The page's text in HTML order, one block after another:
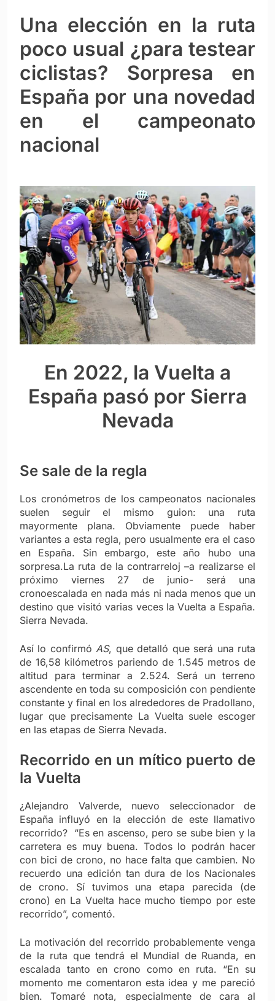
Una elección en la ruta
poco usual ¿para testear
ciclistas? Sorpresa en
España por una novedad
en el campeonato
nacional
En 2022, la Vuelta a
España pasó por Sierra
Nevada
Se sale de la regla
Los cronómetros de los campeonatos nacionales
suelen seguir el mismo guion: una ruta
mayormente plana. Obviamente puede haber
variantes a esta regla, pero usualmente era el caso
en España. Sin embargo, este año hubo una
sorpresa.La ruta de la contrarreloj –a realizarse el
próximo viernes 27 de junio- será una
cronoescalada en nada más ni nada menos que un
destino que visitó varias veces la Vuelta a España.
Sierra Nevada.
Así lo confirmó AS, que detalló que será una ruta
de 16,58 kilómetros pariendo de 1.545 metros de
altitud para terminar a 2.524. Será un terreno
ascendente en toda su composición con pendiente
constante y final en los alrededores de Pradollano,
lugar que precisamente La Vuelta suele escoger
en las etapas de Sierra Nevada.
Recorrido en un mítico puerto de
la Vuelta
¿Alejandro Valverde, nuevo seleccionador de
España influyó en la elección de este llamativo
recorrido? “Es en ascenso, pero se sube bien y la
carretera es muy buena. Todos lo podrán hacer
con bici de crono, no hace falta que cambien. No
recuerdo una edición tan dura de los Nacionales
de crono. Sí tuvimos una etapa parecida (de
crono) en La Vuelta hace mucho tiempo por este
recorrido”, comentó.
La motivación del recorrido probablemente venga
de la ruta que tendrá el Mundial de Ruanda, en
escalada tanto en crono como en ruta. “En su
momento me comentaron esta idea y me pareció
bien. Tomaré nota, especialmente de cara al